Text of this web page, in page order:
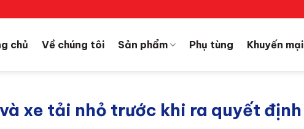
chủ Về chúng tôi Sản phẩm Phụ tùng Khuyến mại
xe tải nhỏ trước khi ra quyết định